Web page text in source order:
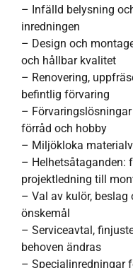
– Infälld belysning
inredningen
– Design och
och hållbar kvalitet
– Renovering,
befintlig förvaring
–
förråd och hobby
– Miljökloka
– Helhetsåtaganden:
projektledning till
– Val av kulör,
önskemål
– Serviceavtal,
behoven ändras
– Specialinredningar